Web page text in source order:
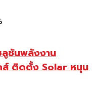
ลูชันพลังงาน
ส์ ติดตั้ง Solar หนุน